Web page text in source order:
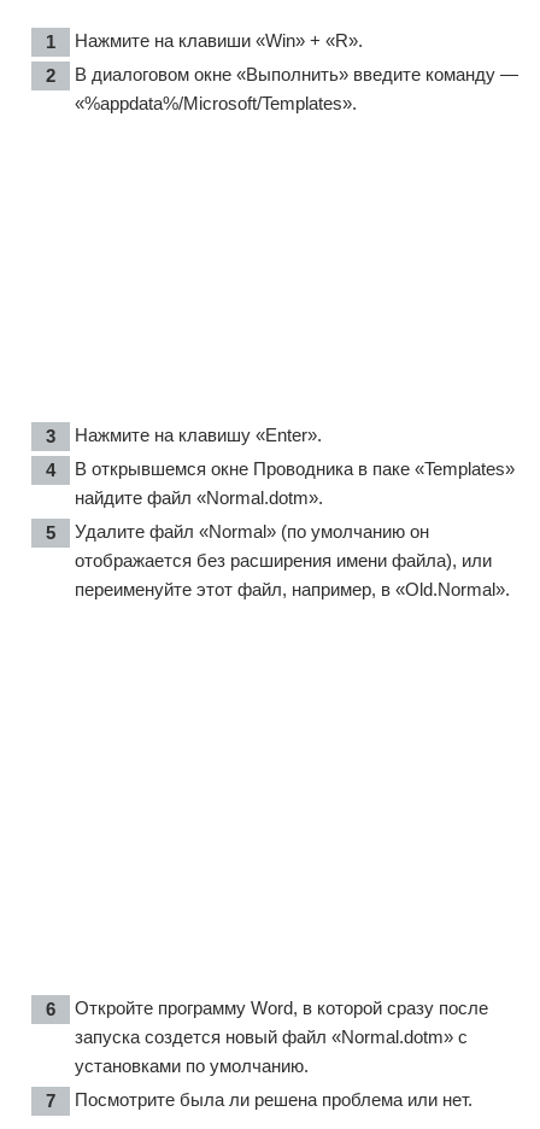
Нажмите на клавиши «Win» + «R».
В диалоговом окне «Выполнить» введите команду —
«%appdata%/Microsoft/Templates».
Нажмите на клавишу «Enter».
В открывшемся окне Проводника в паке «Templates»
найдите файл «Normal.dotm».
Удалите файл «Normal» (по умолчанию он
отображается без расширения имени файла), или
переименуйте этот файл, например, в «Old.Normal».
Откройте программу Word, в которой сразу после
запуска создется новый файл «Normal.dotm» с
установками по умолчанию.
Посмотрите была ли решена проблема или нет.